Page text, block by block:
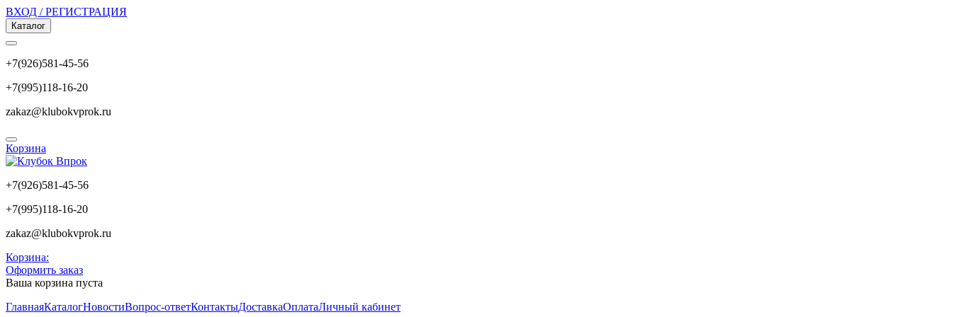
ВХОД / РЕГИСТРАЦИЯ
Каталог
+7(926)581-45-56
+7(995)118-16-20
zakaz@klubokvprok.ru
Корзина
+7(926)581-45-56
+7(995)118-16-20
zakaz@klubokvprok.ru
Корзина:
Оформить заказ
Ваша корзина пуста
ГлавнаяКаталогНовостиВопрос-ответКонтактыДоставкаОплатаЛичный кабинет